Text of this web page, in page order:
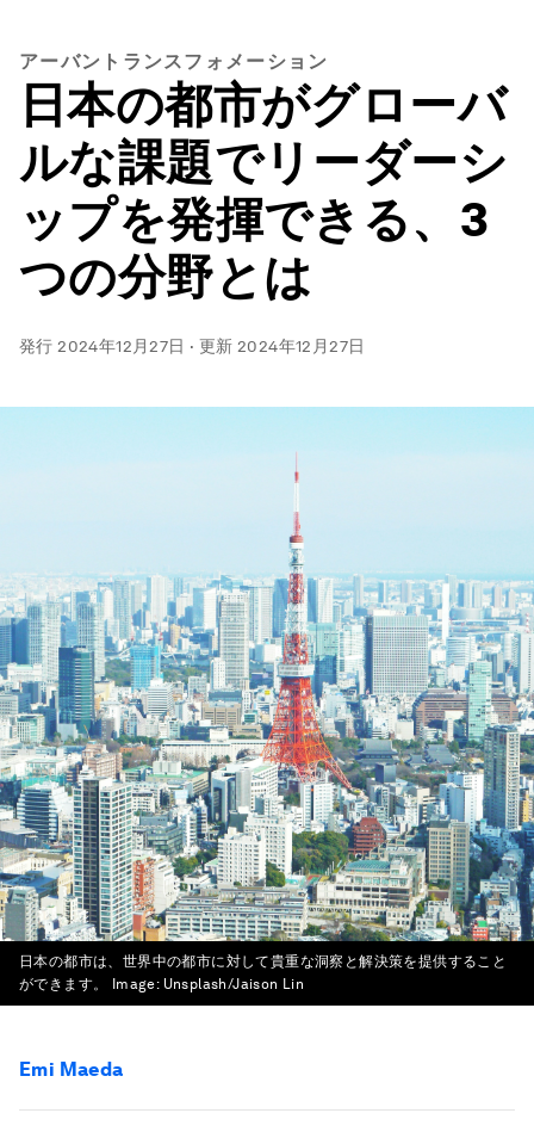
アーバントランスフォメーション
日本の都市がグローバ
ルな課題でリーダーシ
ップを発揮できる、3
つの分野とは
発行2024年12月27日 · 更新2024年12月27日
日本の都市は、世界中の都市に対して貴重な洞察と解決策を提供すること
ができます。
Image: Unsplash/Jaison Lin
Emi Maeda